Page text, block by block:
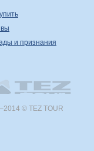
и признания
© TEZ TOUR